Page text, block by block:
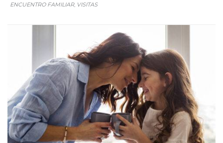
ENCUENTRO FAMILIAR, VISITAS